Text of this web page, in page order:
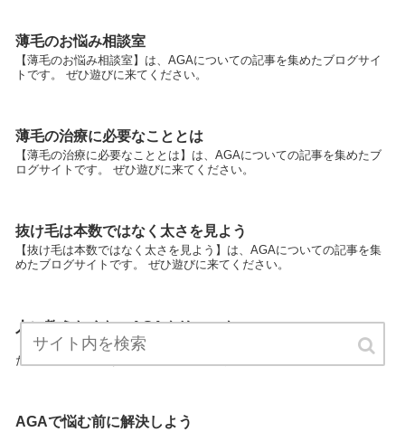
薄毛のお悩み相談室
【薄毛のお悩み相談室】は、AGAについての記事を集めたブログサイ
トです。 ぜひ遊びに来てください。
薄毛の治療に必要なこととは
【薄毛の治療に必要なこととは】は、AGAについての記事を集めたブ
ログサイトです。 ぜひ遊びに来てください。
抜け毛は本数ではなく太さを見よう
【抜け毛は本数ではなく太さを見よう】は、AGAについての記事を集
めたブログサイトです。 ぜひ遊びに来てください。
人に教えたくないAGAクリニック
【人に教えたくないAGAクリニック】は、AGAについての記事を集め
たブログサイトです。 ぜひ遊びに来てください。
AGAで悩む前に解決しよう